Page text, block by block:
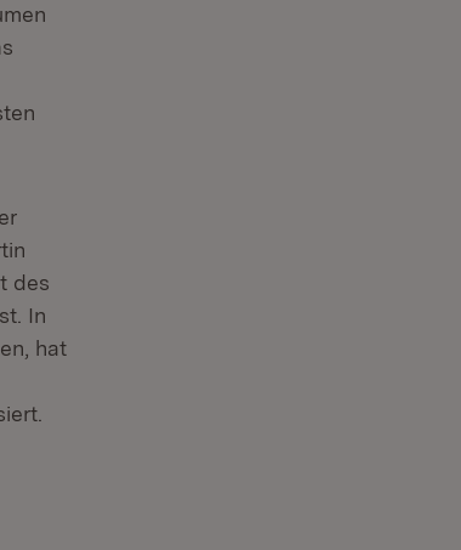
in neuem Fenster)
in neuem Fenster)
des
In
hat